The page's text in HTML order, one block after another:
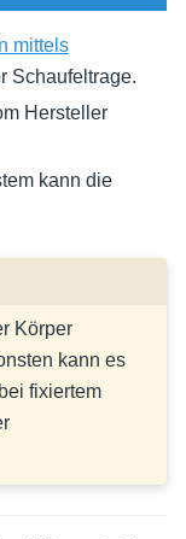
mittels
Schaufeltrage.
Hersteller
kann die
Körper
kann es
fixiertem